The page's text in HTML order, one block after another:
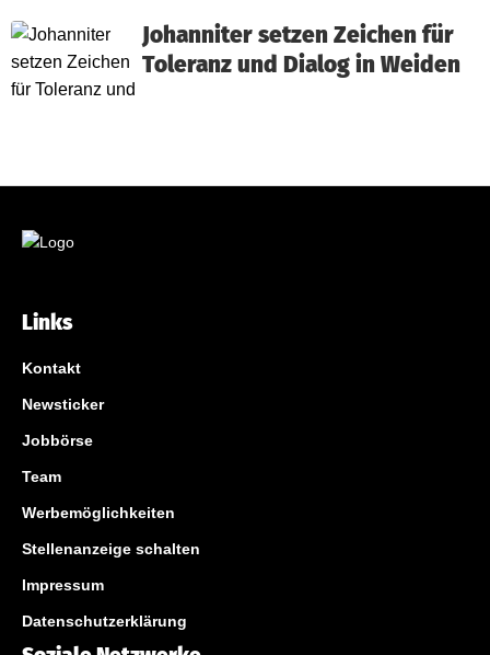
Johanniter setzen Zeichen für
Toleranz und Dialog in Weiden
Links
Kontakt
Newsticker
Jobbörse
Team
Werbemöglichkeiten
Stellenanzeige schalten
Impressum
Datenschutzerklärung